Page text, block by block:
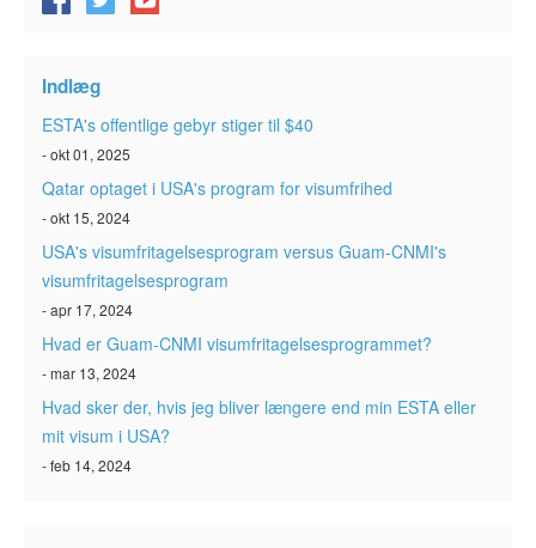
Indlæg
ESTA's offentlige gebyr stiger til $40
- okt 01, 2025
Qatar optaget i USA's program for visumfrihed
- okt 15, 2024
USA's visumfritagelsesprogram versus Guam-CNMI's
visumfritagelsesprogram
- apr 17, 2024
Hvad er Guam-CNMI visumfritagelsesprogrammet?
- mar 13, 2024
Hvad sker der, hvis jeg bliver længere end min ESTA eller
mit visum i USA?
- feb 14, 2024